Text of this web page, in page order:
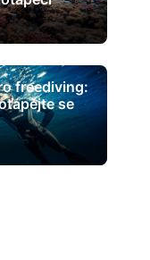
freediving:
se